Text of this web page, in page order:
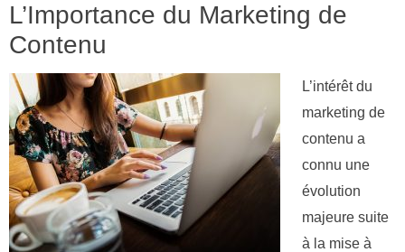
L’Importance du Marketing de
Contenu
L’intérêt du
marketing de
contenu a
connu une
évolution
majeure suite
à la mise à